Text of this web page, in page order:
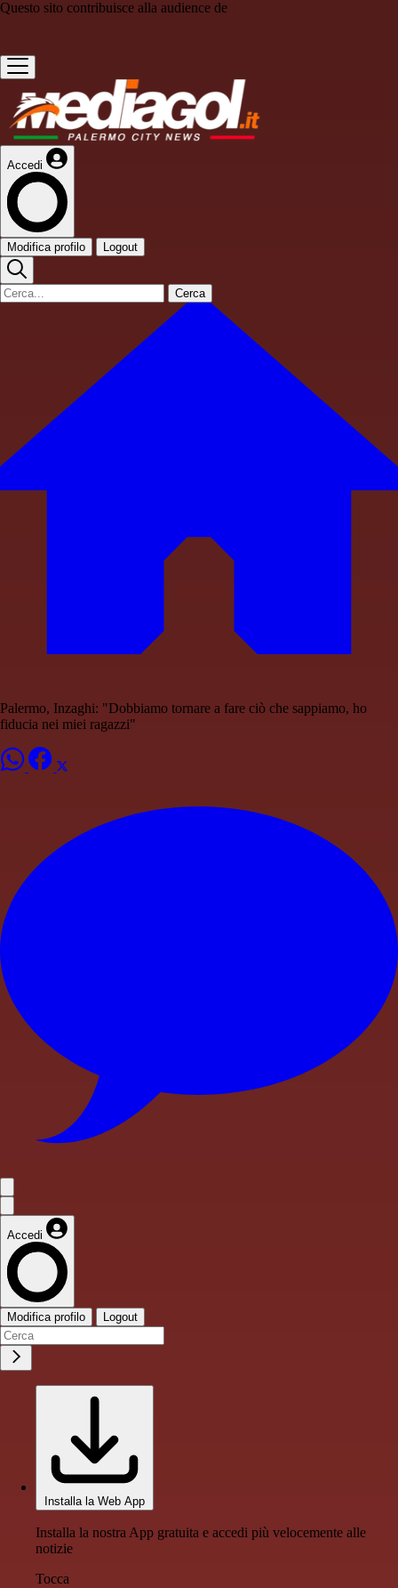
Questo sito contribuisce alla audience de
Accedi
Modifica profilo Logout
Cerca
Palermo, Inzaghi: "Dobbiamo tornare a fare ciò che sappiamo, ho
fiducia nei miei ragazzi"
Accedi
Modifica profilo Logout
Installa la Web App
Installa la nostra App gratuita e accedi più velocemente alle
notizie
Tocca